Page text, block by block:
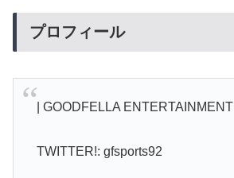
プロフィール
| GOODFELLA ENTERTAINMENT |
TWITTER!: gfsports92